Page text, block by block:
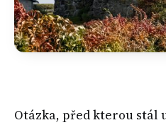
Otázka, před kterou stál